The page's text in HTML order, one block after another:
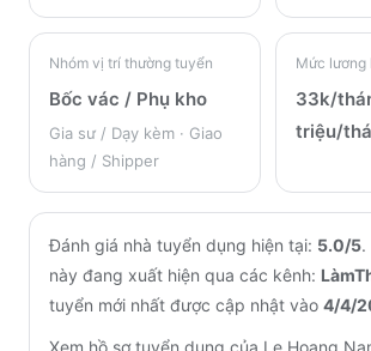
Nhóm vị trí thường tuyển
Bốc vác / Phụ kho
Gia sư / Dạy kèm · Giao
hàng / Shipper
Mức lương
33k/
triệu/
Đánh giá nhà tuyển dụng hiện tại: 5.0/5.
này đang xuất hiện qua các kênh:
tuyển mới nhất được cập nhật vào 4/4/
Xem hồ sơ tuyển dụng của Le Hoang